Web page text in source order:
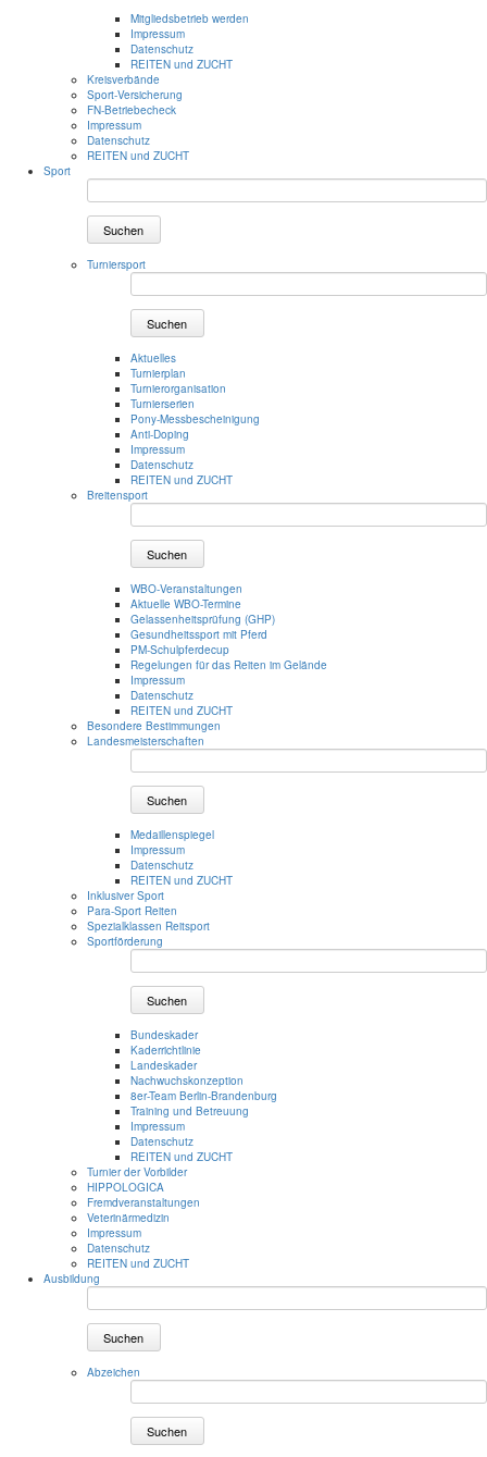
Mitgliedsbetrieb werden
Impressum
Datenschutz
REITEN und ZUCHT
Kreisverbände
Sport-Versicherung
FN-Betriebecheck
Impressum
Datenschutz
REITEN und ZUCHT
Sport
Suchen
Turniersport
Suchen
Aktuelles
Turnierplan
Turnierorganisation
Turnierserien
Pony-Messbescheinigung
Anti-Doping
Impressum
Datenschutz
REITEN und ZUCHT
Breitensport
Suchen
WBO-Veranstaltungen
Aktuelle WBO-Termine
Gelassenheitsprüfung (GHP)
Gesundheitssport mit Pferd
PM-Schulpferdecup
Regelungen für das Reiten im Gelände
Impressum
Datenschutz
REITEN und ZUCHT
Besondere Bestimmungen
Landesmeisterschaften
Suchen
Medaillenspiegel
Impressum
Datenschutz
REITEN und ZUCHT
Inklusiver Sport
Para-Sport Reiten
Spezialklassen Reitsport
Sportförderung
Suchen
Bundeskader
Kaderrichtlinie
Landeskader
Nachwuchskonzeption
8er-Team Berlin-Brandenburg
Training und Betreuung
Impressum
Datenschutz
REITEN und ZUCHT
Turnier der Vorbilder
HIPPOLOGICA
Fremdveranstaltungen
Veterinärmedizin
Impressum
Datenschutz
REITEN und ZUCHT
Ausbildung
Suchen
Abzeichen
Suchen